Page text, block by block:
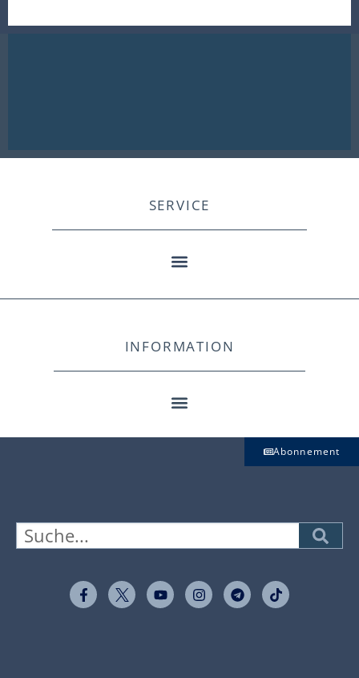
SERVICE
INFORMATION
Abonnement